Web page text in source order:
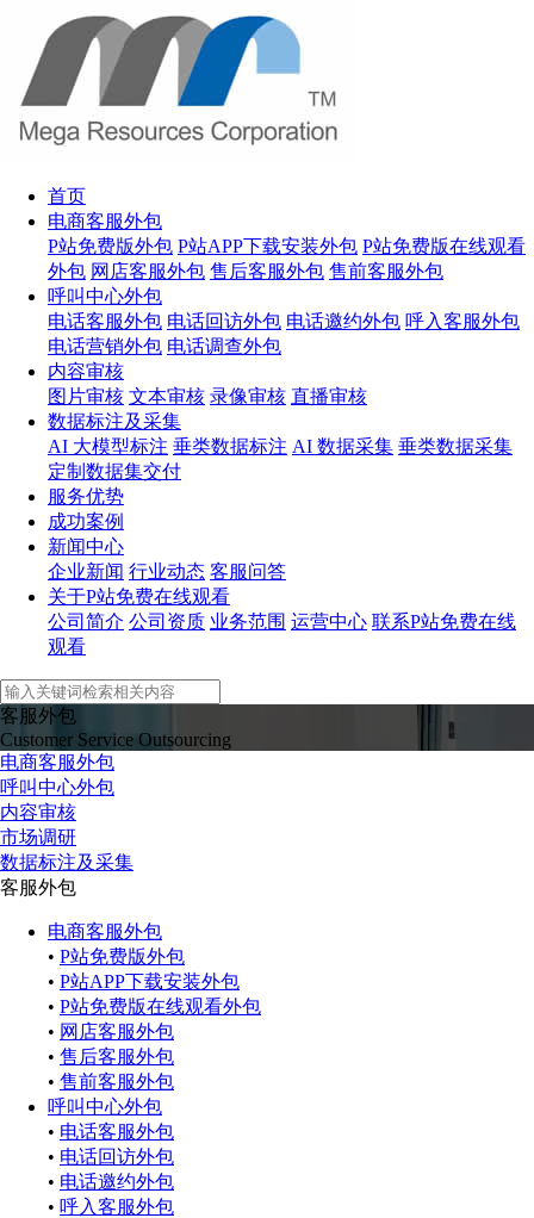
首页
电商客服外包
P站免费版外包 P站APP下载安装外包 P站免费版在线观看
外包 网店客服外包 售后客服外包 售前客服外包
呼叫中心外包
电话客服外包 电话回访外包 电话邀约外包 呼入客服外包
电话营销外包 电话调查外包
内容审核
图片审核 文本审核 录像审核 直播审核
数据标注及采集
AI 大模型标注 垂类数据标注 AI 数据采集 垂类数据采集
定制数据集交付
服务优势
成功案例
新闻中心
企业新闻 行业动态 客服问答
关于P站免费在线观看
公司简介 公司资质 业务范围 运营中心 联系P站免费在线
观看
客服外包
Customer Service Outsourcing
电商客服外包
呼叫中心外包
内容审核
市场调研
数据标注及采集
客服外包
电商客服外包
• P站免费版外包
• P站APP下载安装外包
• P站免费版在线观看外包
• 网店客服外包
• 售后客服外包
• 售前客服外包
呼叫中心外包
• 电话客服外包
• 电话回访外包
• 电话邀约外包
• 呼入客服外包